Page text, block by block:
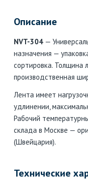
Описание
NVT-304 —
назначения —
сортировка. Толщина
производственная
Лента имеет
удлинении,
Рабочий
склада в Москве —
(Швейцария).
Технические